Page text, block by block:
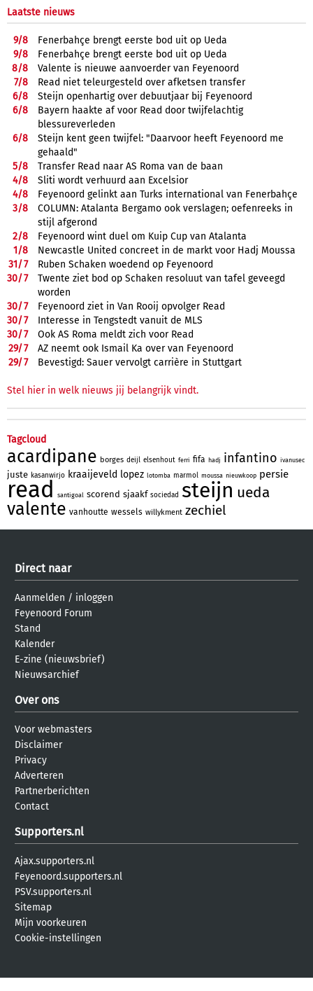
Laatste nieuws
9/8
Fenerbahçe brengt eerste bod uit op Ueda
9/8
Fenerbahçe brengt eerste bod uit op Ueda
8/8
Valente is nieuwe aanvoerder van Feyenoord
7/8
Read niet teleurgesteld over afketsen transfer
6/8
Steijn openhartig over debuutjaar bij Feyenoord
6/8
Bayern haakte af voor Read door twijfelachtig
blessureverleden
6/8
Steijn kent geen twijfel: "Daarvoor heeft Feyenoord me
gehaald"
5/8
Transfer Read naar AS Roma van de baan
4/8
Sliti wordt verhuurd aan Excelsior
4/8
Feyenoord gelinkt aan Turks international van Fenerbahçe
3/8
COLUMN: Atalanta Bergamo ook verslagen; oefenreeks in
stijl afgerond
2/8
Feyenoord wint duel om Kuip Cup van Atalanta
1/8
Newcastle United concreet in de markt voor Hadj Moussa
31/7
Ruben Schaken woedend op Feyenoord
30/7
Twente ziet bod op Schaken resoluut van tafel geveegd
worden
30/7
Feyenoord ziet in Van Rooij opvolger Read
30/7
Interesse in Tengstedt vanuit de MLS
30/7
Ook AS Roma meldt zich voor Read
29/7
AZ neemt ook Ismail Ka over van Feyenoord
29/7 Bevestigd: Sauer vervolgt carrière in Stuttgart
Stel hier in welk nieuws jij belangrijk vindt.
Tagcloud
acardipane borges deijl elsenhout ferri fifa hadj infantino ivanusec
juste kasanwirjo kraaijeveld lopez lotomba marmol moussa nieuwkoop persie
read santigoal scorend sjaakf sociedad steijn ueda
valente vanhoutte wessels willykment zechiel
Direct naar
Aanmelden / inloggen
Feyenoord Forum
Stand
Kalender
E-zine (nieuwsbrief)
Nieuwsarchief
Over ons
Voor webmasters
Disclaimer
Privacy
Adverteren
Partnerberichten
Contact
Supporters.nl
Ajax.supporters.nl
Feyenoord.supporters.nl
PSV.supporters.nl
Sitemap
Mijn voorkeuren
Cookie-instellingen